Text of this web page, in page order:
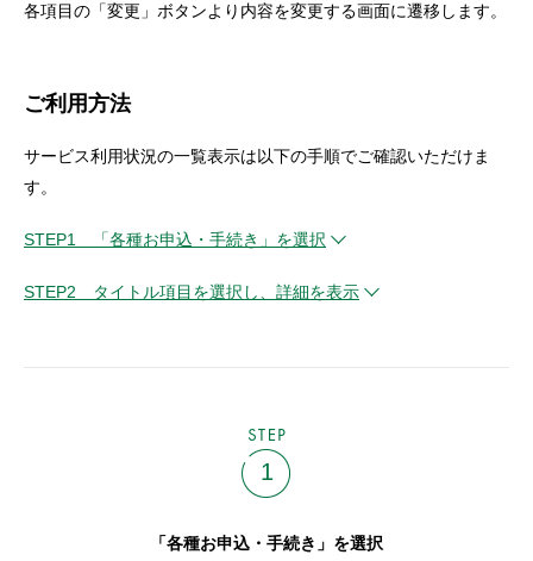
各項目の「変更」ボタンより内容を変更する画面に遷移します。
ご利用方法
サービス利用状況の一覧表示は以下の手順でご確認いただけま
す。
STEP1 「各種お申込・手続き」を選択
STEP2 タイトル項目を選択し、詳細を表示
1
「各種お申込・手続き」を選択